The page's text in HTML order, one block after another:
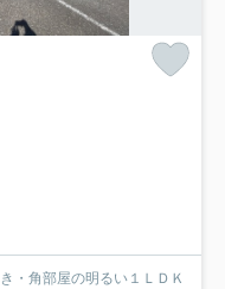
・角部屋の明るい１ＬＤＫ